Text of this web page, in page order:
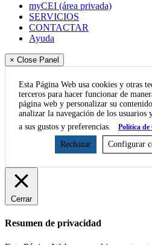
myCEI (área privada)
SERVICIOS
CONTACTAR
Ayuda
× Close Panel
Esta Página Web usa cookies y otras
terceros para hacer funcionar de
página web y personalizar su
analizar la navegación de los
a sus gustos y preferencias.
Política de
Rechazar Configurar
Cerrar
Resumen de privacidad